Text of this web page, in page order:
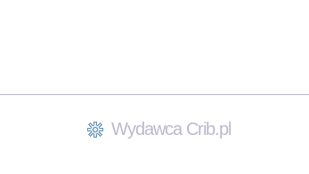
Wydawca Crib.pl